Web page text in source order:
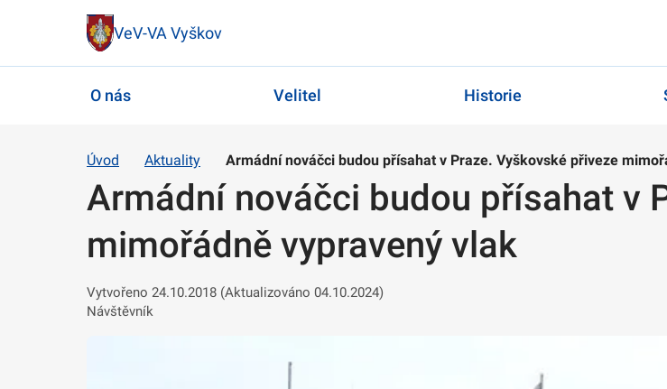
VeV-VA Vyškov
O nás Velitel Historie
Úvod Aktuality Armádní nováčci budou přísahat v Praze. Vyškovské přiveze
Armádní nováčci budou přísahat v
mimořádně vypravený vlak
Vytvořeno 24.10.2018 (Aktualizováno 04.10.2024)
Návštěvník